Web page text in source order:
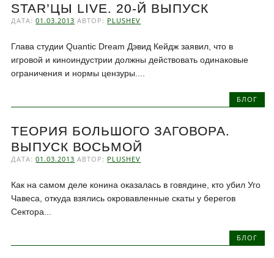
STAR’ЦЫ LIVE. 20-Й ВЫПУСК
ДАТА:01.03.2013 АВТОР: PLUSHEV
Глава студии Quantic Dream Дэвид Кейдж заявил, что в
игровой и киноиндустрии должны действовать одинаковые
ограничения и нормы цензуры....
БЛОГ
ТЕОРИЯ БОЛЬШОГО ЗАГОВОРА.
ВЫПУСК ВОСЬМОЙ
ДАТА:01.03.2013 АВТОР: PLUSHEV
Как на самом деле конина оказалась в говядине, кто убил Уго
Чавеса, откуда взялись окровавленные скаты у берегов
Сектора...
БЛОГ